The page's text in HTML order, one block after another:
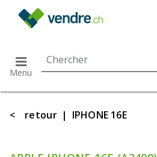
Menu
< retour | IPHONE 16E